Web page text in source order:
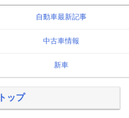
自動車最新記事
中古車情報
新車
ップ